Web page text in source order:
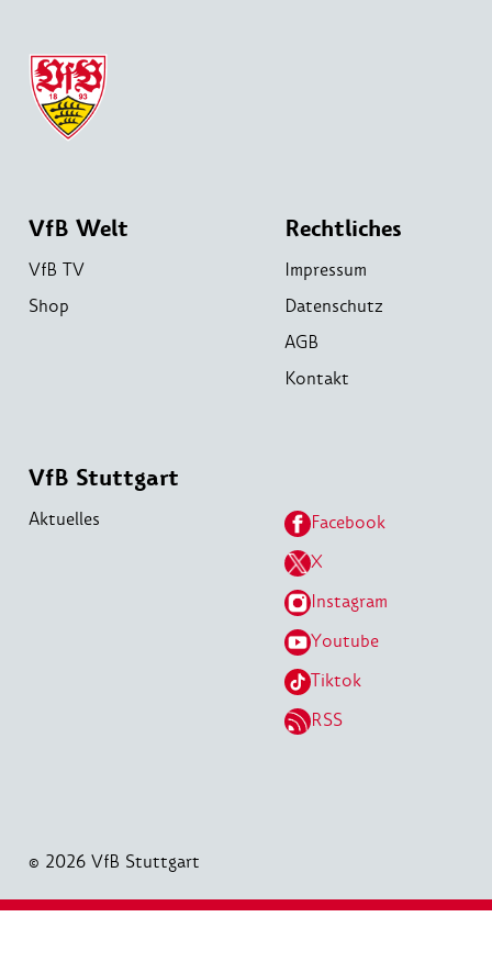
VfB Welt
VfB TV
Shop
Rechtliches
Impressum
Datenschutz
AGB
Kontakt
VfB Stuttgart
Aktuelles
Facebook
X
Instagram
Youtube
Tiktok
RSS
© 2026 VfB Stuttgart